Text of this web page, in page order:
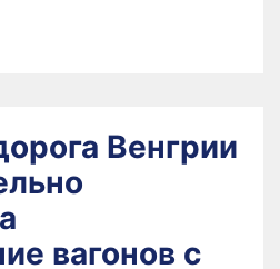
Венгрии
вагонов с